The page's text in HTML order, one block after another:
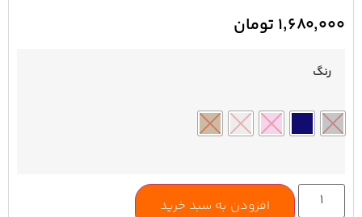
۱,۶۸۰,۰۰۰ تومان
رنگ
افزودن به سبد خرید